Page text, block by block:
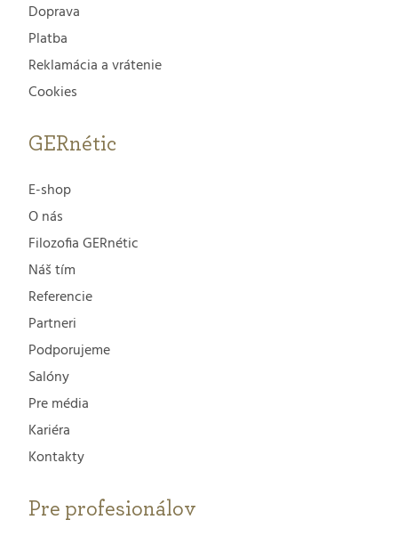
Doprava
Platba
Reklamácia a vrátenie
Cookies
GERnétic
E-shop
O nás
Filozofia GERnétic
Náš tím
Referencie
Partneri
Podporujeme
Salóny
Pre média
Kariéra
Kontakty
Pre profesionálov